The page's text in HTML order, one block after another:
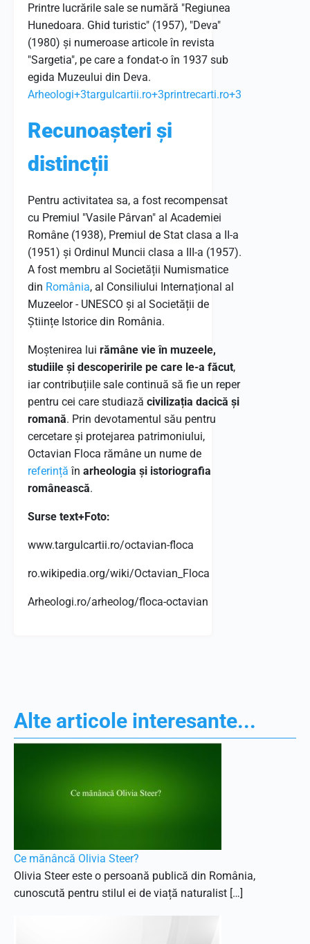
Printre lucrările sale se numără "Regiunea
Hunedoara. Ghid turistic" (1957), "Deva"
(1980) și numeroase articole în revista
"Sargetia", pe care a fondat-o în 1937 sub
egida Muzeului din Deva.
Arheologi+3targulcartii.ro+3printrecarti.ro+3
Recunoașteri și
distincții
Pentru activitatea sa, a fost recompensat
cu Premiul "Vasile Pârvan" al Academiei
Române (1938), Premiul de Stat clasa a II-a
(1951) și Ordinul Muncii clasa a III-a (1957).
A fost membru al Societății Numismatice
din România, al Consiliului Internațional al
Muzeelor - UNESCO și al Societății de
Științe Istorice din România.
Moștenirea lui rămâne vie în muzeele,
studiile și descoperirile pe care le-a făcut,
iar contribuțiile sale continuă să fie un reper
pentru cei care studiază civilizația dacică și
romană. Prin devotamentul său pentru
cercetare și protejarea patrimoniului,
Octavian Floca rămâne un nume de
referință în arheologia și istoriografia
românească.
Surse text+Foto:
www.targulcartii.ro/octavian-floca
ro.wikipedia.org/wiki/Octavian_Floca
Arheologi.ro/arheolog/floca-octavian
Alte articole interesante...
Ce mănâncă Olivia Steer?
Olivia Steer este o persoană publică din România,
cunoscută pentru stilul ei de viață naturalist […]